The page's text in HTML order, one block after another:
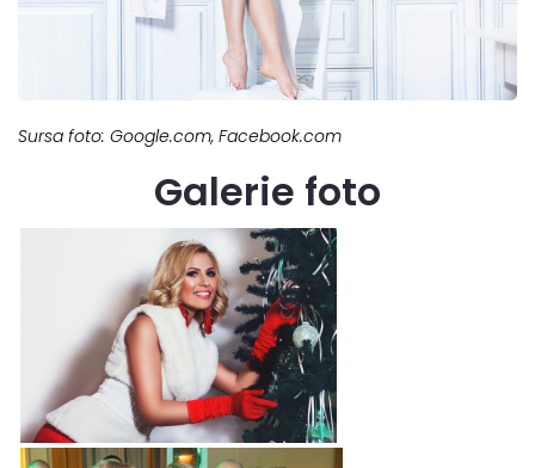
Sursa foto: Google.com, Facebook.com
Galerie foto